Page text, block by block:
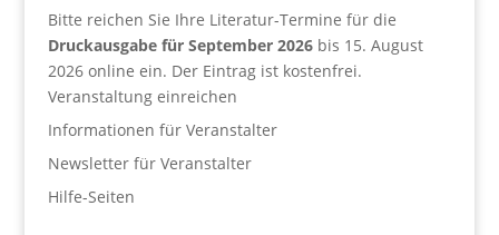
Bitte reichen Sie Ihre Literatur-Termine für die
Druckausgabe für September 2026bis 15. August
2026 online ein. Der Eintrag ist kostenfrei.
Veranstaltung einreichen
Informationen für Veranstalter
Newsletter für Veranstalter
Hilfe-Seiten